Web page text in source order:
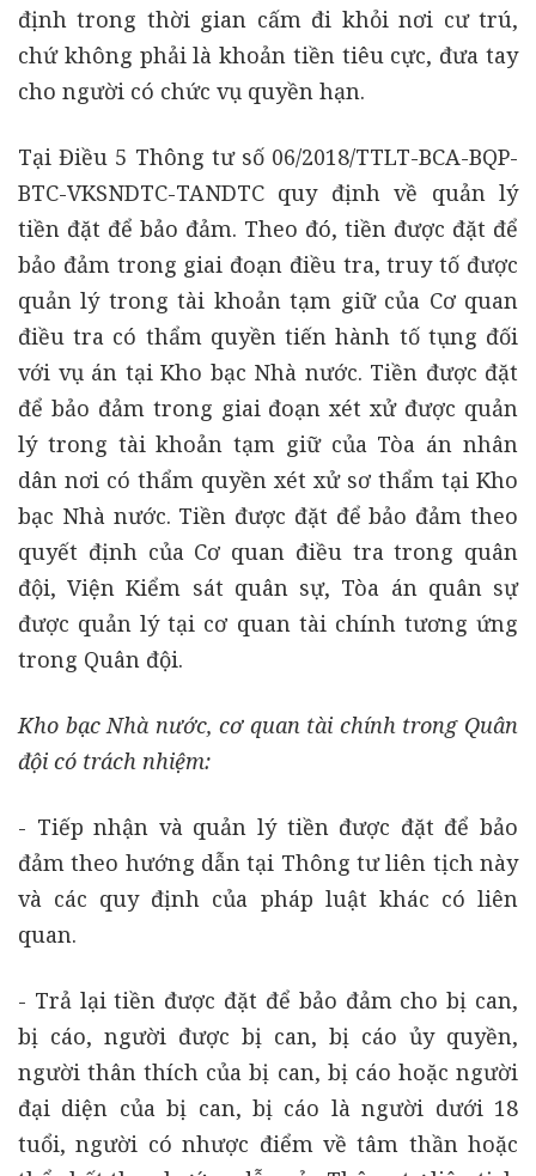
định trong thời gian cấm đi khỏi nơi cư trú,
chứ không phải là khoản tiền tiêu cực, đưa tay
cho người có chức vụ quyền hạn.
Tại Điều 5 Thông tư số 06/2018/TTLT-BCA-BQP-
BTC-VKSNDTC-TANDTC quy định về quản lý
tiền đặt để bảo đảm. Theo đó, tiền được đặt để
bảo đảm trong giai đoạn điều tra, truy tố được
quản lý trong tài khoản tạm giữ của Cơ quan
điều tra có thẩm quyền tiến hành tố tụng đối
với vụ án tại Kho bạc Nhà nước. Tiền được đặt
để bảo đảm trong giai đoạn xét xử được quản
lý trong tài khoản tạm giữ của Tòa án nhân
dân nơi có thẩm quyền xét xử sơ thẩm tại Kho
bạc Nhà nước. Tiền được đặt để bảo đảm theo
quyết định của Cơ quan điều tra trong quân
đội, Viện Kiểm sát quân sự, Tòa án quân sự
được quản lý tại cơ quan tài chính tương ứng
trong Quân đội.
Kho bạc Nhà nước, cơ quan tài chính trong Quân
đội có trách nhiệm:
- Tiếp nhận và quản lý tiền được đặt để bảo
đảm theo hướng dẫn tại Thông tư liên tịch này
và các quy định của pháp luật khác có liên
quan.
- Trả lại tiền được đặt để bảo đảm cho bị can,
bị cáo, người được bị can, bị cáo ủy quyền,
người thân thích của bị can, bị cáo hoặc người
đại diện của bị can, bị cáo là người dưới 18
tuổi, người có nhược điểm về tâm thần hoặc